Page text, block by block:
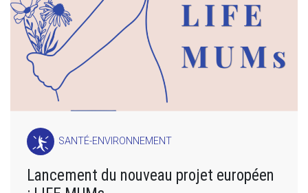
SANTÉ-ENVIRONNEMENT
Lancement du nouveau projet européen